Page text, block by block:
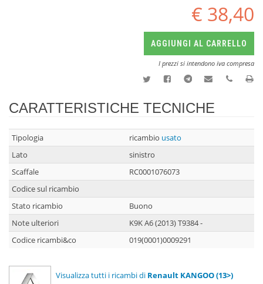
€ 38,40
AGGIUNGI AL CARRELLO
I prezzi si intendono iva compresa
CARATTERISTICHE TECNICHE
Tipologia ricambio usato
Lato
sinistro
Scaffale
RC0001076073
Codice sul ricambio
Stato ricambio
Buono
Note ulteriori
K9K A6 (2013) T9384 -
Codice ricambi&co
019(0001)0009291
Visualizza tutti i ricambi di Renault KANGOO (13>)